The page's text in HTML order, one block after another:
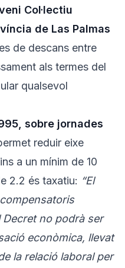
Col·lectiu
de Las Palmas
de descans entre
als termes del
qualsevol
sobre jornades
reduir eixe
a un mínim de 10
2.2 és taxatiu: “El
Decret no podrà ser
econòmica, llevat
la relació laboral per